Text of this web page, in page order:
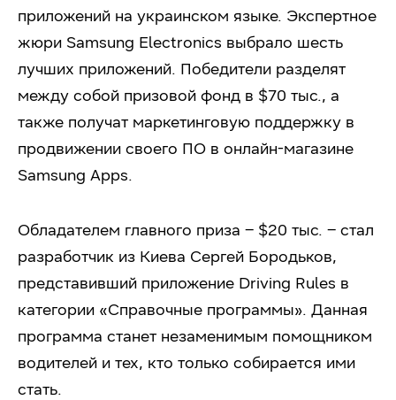
приложений на украинском языке. Экспертное
жюри Samsung Electronics выбрало шесть
лучших приложений. Победители разделят
между собой призовой фонд в $70 тыс., а
также получат маркетинговую поддержку в
продвижении своего ПО в онлайн-магазине
Samsung Apps.
Обладателем главного приза – $20 тыс. – стал
разработчик из Киева Сергей Бородьков,
представивший приложение Driving Rules в
категории «Справочные программы». Данная
программа станет незаменимым помощником
водителей и тех, кто только собирается ими
стать.